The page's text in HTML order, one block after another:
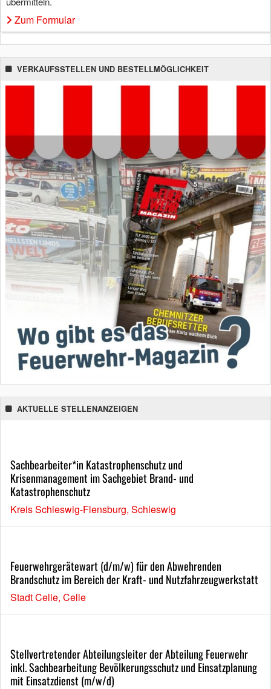
Zum Formular
VERKAUFSSTELLEN UND BESTELLMÖGLICHKEIT
AKTUELLE STELLENANZEIGEN
Sachbearbeiter*in Katastrophenschutz und
Krisenmanagement im Sachgebiet Brand- und
Katastrophenschutz
Kreis Schleswig-Flensburg, Schleswig
Feuerwehrgerätewart (d/m/w) für den Abwehrenden
Brandschutz im Bereich der Kraft- und Nutzfahrzeugwerkstatt
Stadt Celle, Celle
Stellvertretender Abteilungsleiter der Abteilung Feuerwehr
inkl. Sachbearbeitung Bevölkerungsschutz und Einsatzplanung
mit Einsatzdienst (m/w/d)